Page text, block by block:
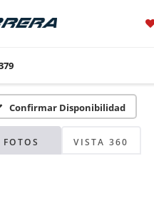
Confirmar Disponibilidad
FOTOS VISTA 360
Fotos No
Disponibles
favor, revise luego